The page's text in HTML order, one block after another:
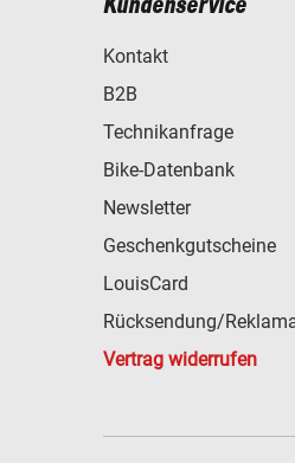
Kundenservice
Kontakt
B2B
Technikanfrage
Bike-Datenbank
Newsletter
Geschenkgutscheine
LouisCard
Rücksendung/
Vertrag widerrufen